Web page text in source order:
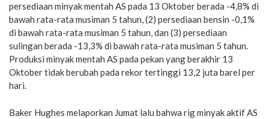
persediaan minyak mentah AS pada 13 Oktober berada -4,8% di
bawah rata-rata musiman 5 tahun, (2) persediaan bensin -0,1%
di bawah rata-rata musiman 5 tahun, dan (3) persediaan
sulingan berada -13,3% di bawah rata-rata musiman 5 tahun.
Produksi minyak mentah AS pada pekan yang berakhir 13
Oktober tidak berubah pada rekor tertinggi 13,2 juta barel per
hari.
Baker Hughes melaporkan Jumat lalu bahwa rig minyak aktif AS